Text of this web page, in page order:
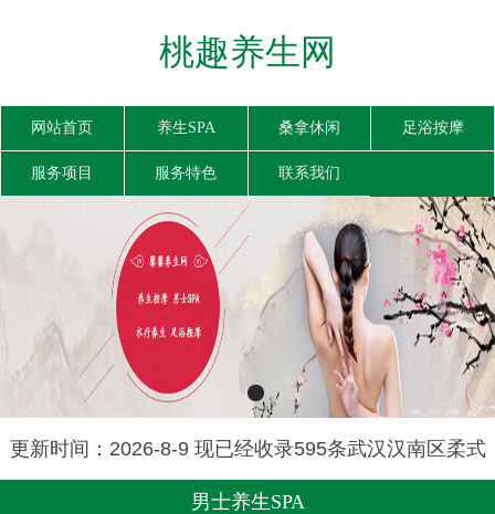
桃趣养生网
网站首页 养生SPA 桑拿休闲 足浴按摩
服务项目 服务特色 联系我们
更新时间：2026-8-9 现已经收录595条武汉汉南区柔式
spa信息
男士养生SPA